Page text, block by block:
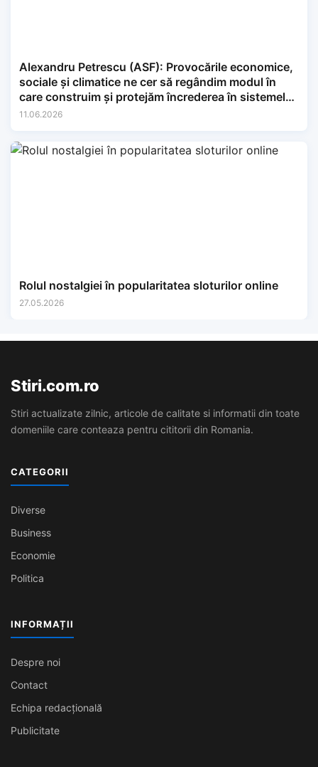
Alexandru Petrescu (ASF): Provocările economice,
sociale și climatice ne cer să regândim modul în
care construim și protejăm încrederea în sistemele
financiare.
11.06.2026
Rolul nostalgiei în popularitatea sloturilor online
27.05.2026
Stiri.com.ro
Stiri actualizate zilnic, articole de calitate si informatii din toate
domeniile care conteaza pentru cititorii din Romania.
CATEGORII
Diverse
Business
Economie
Politica
INFORMAȚII
Despre noi
Contact
Echipa redacțională
Publicitate